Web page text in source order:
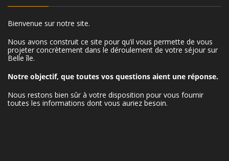
Bienvenue sur notre site.
Nous avons construit ce site pour qu’il vous permette de vous
projeter concrètement dans le déroulement de votre séjour sur
Belle île.
Notre objectif, que toutes vos questions aient une réponse.
Nous restons bien sûr à votre disposition pour vous fournir
toutes les informations dont vous auriez besoin.